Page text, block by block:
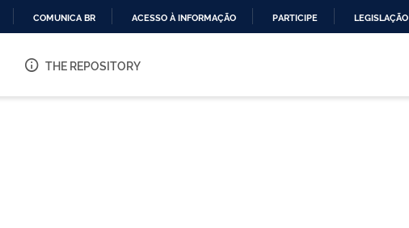
O
COMUNICA BR ACESSO À INFORMAÇÃO PARTICIPE LEGISLAÇÃO
THE REPOSITORY